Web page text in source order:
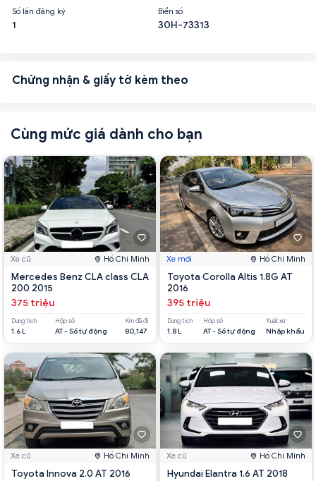
Số lần đăng ký
1
Biển số
30H-73313
Chứng nhận & giấy tờ kèm theo
Cùng mức giá dành cho bạn
Xe cũ Hồ Chí Minh
Mercedes Benz CLA class CLA
200 2015
375 triệu
Dung tích
1.6 L
Hộp số
AT - Số tự động
Km đã đi
80,147
Xe cũ Hồ Chí Minh
Toyota Innova 2.0 AT 2016
Xe mới Hồ Chí Minh
Toyota Corolla Altis 1.8G AT
2016
395 triệu
Dung tích
1.8 L
Hộp số
AT - Số tự động
Xuất xứ
Nhập khẩu
Xe cũ Hồ Chí Minh
Hyundai Elantra 1.6 AT 2018